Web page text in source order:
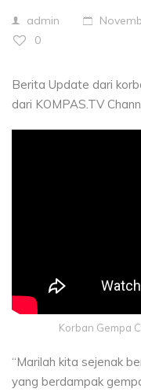
admin
0
Berita Update dari
dari KOMPAS.TV
Korban Gempa
“Marilah kita sejenak
yang berdampak